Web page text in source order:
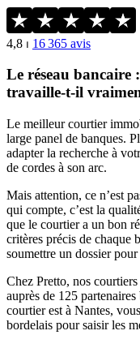
4,8 ⏐ 16 365 avis
Le réseau bancaire
travaille-t-il
Le meilleur courtier
large panel de banques.
adapter la recherche à
de cordes à son arc.
Mais attention, ce n’est
qui compte, c’est la
que le courtier a un bon
critères précis de chaque
soumettre un dossier
Chez Pretto, nos
auprès de 125
courtier est à Nantes,
bordelais pour saisir les